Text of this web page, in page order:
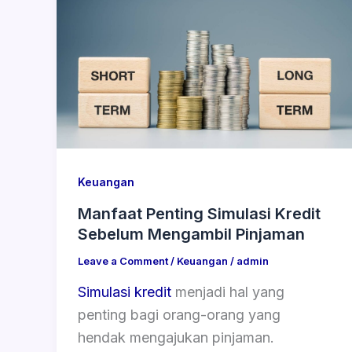
Keuangan
Manfaat Penting Simulasi Kredit
Sebelum Mengambil Pinjaman
Leave a Comment/ Keuangan / admin
Simulasi kredit menjadi hal yang
penting bagi orang-orang yang
hendak mengajukan pinjaman.